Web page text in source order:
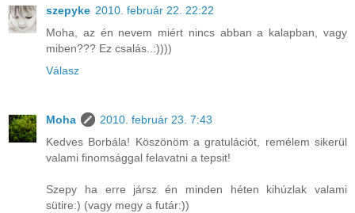
szepyke 2010. február 22. 22:22
Moha, az én nevem miért nincs abban a kalapban, vagy
miben??? Ez csalás..:))))
Válasz
Moha
2010. február 23. 7:43
Kedves Borbála! Köszönöm a gratulációt, remélem sikerül
valami finomsággal felavatni a tepsit!
Szepy ha erre jársz én minden héten kihúzlak valami
sütire:) (vagy megy a futár:))